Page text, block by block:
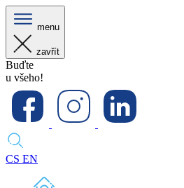
menu
zavřít
Buďte
u všeho!
CS EN